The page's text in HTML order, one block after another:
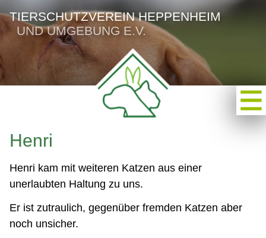
TIERSCHUTZVEREIN HEPPENHEIM
UND UMGEBUNG E.V.
Henri
Henri kam mit weiteren Katzen aus einer
unerlaubten Haltung zu uns.
Er ist zutraulich, gegenüber fremden Katzen aber
noch unsicher.